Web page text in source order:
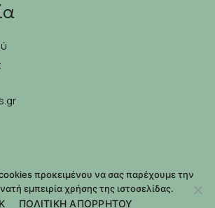
DEVELOPED & DESIGNED BY HIREMYCODE
προκειμένου να σας παρέχουμε την
εμπειρία χρήσης της ιστοσελίδας.
ΠΟΛΙΤΙΚΗ ΑΠΟΡΡΗΤΟΥ